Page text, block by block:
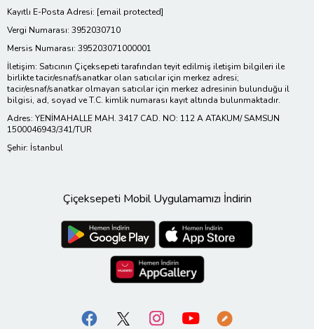
Kayıtlı E-Posta Adresi: [email protected]
Vergi Numarası: 3952030710
Mersis Numarası: 395203071000001
İletişim: Satıcının Çiçeksepeti tarafından teyit edilmiş iletişim bilgileri ile
birlikte tacir/esnaf/sanatkar olan satıcılar için merkez adresi;
tacir/esnaf/sanatkar olmayan satıcılar için merkez adresinin bulunduğu il
bilgisi, ad, soyad ve T.C. kimlik numarası kayıt altında bulunmaktadır.
Adres: YENİMAHALLE MAH. 3417 CAD. NO: 112 A ATAKUM/ SAMSUN
1500046943/341/TUR
Şehir: İstanbul
Çiçeksepeti Mobil Uygulamamızı İndirin